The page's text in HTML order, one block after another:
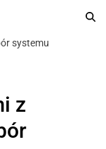
systemu
z